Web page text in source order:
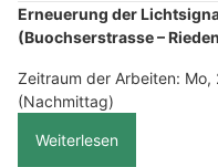
Erneuerung der
(Buochserstrasse –
Zeitraum der Arbeiten: Mo,
(Nachmittag)
Weiterlesen